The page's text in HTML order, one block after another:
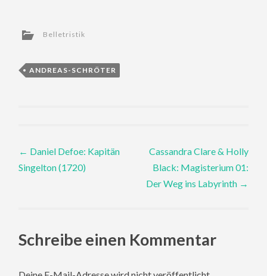
Belletristik
ANDREAS-SCHRÖTER
Post
navigation
← Daniel Defoe: Kapitän
Singelton (1720)
Cassandra Clare & Holly
Black: Magisterium 01:
Der Weg ins Labyrinth →
Schreibe einen Kommentar